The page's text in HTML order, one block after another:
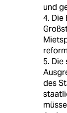
und
4. Die
5.
des